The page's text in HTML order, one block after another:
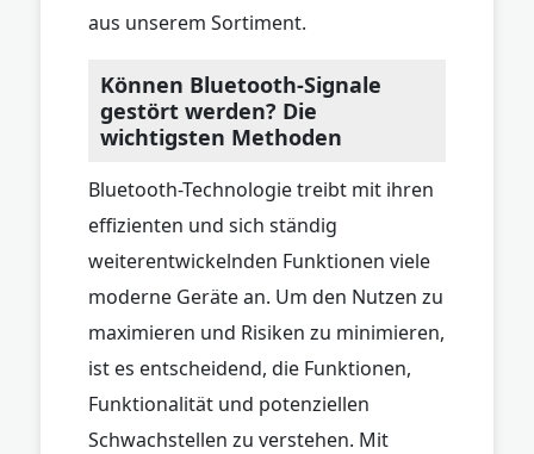
aus unserem Sortiment.
Können Bluetooth-Signale
gestört werden? Die
wichtigsten Methoden
Bluetooth-Technologie treibt mit ihren
effizienten und sich ständig
weiterentwickelnden Funktionen viele
moderne Geräte an. Um den Nutzen zu
maximieren und Risiken zu minimieren,
ist es entscheidend, die Funktionen,
Funktionalität und potenziellen
Schwachstellen zu verstehen. Mit